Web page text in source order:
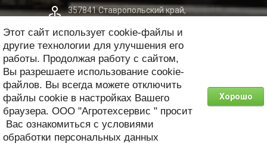
© 2026 Агротехсервис
357841 Ставропольский край,
ст-ца, ул. Строителей, д.18.
Пункт самовывоза на карте
cummins_kavkaz@mail.ru
Этот сайт использует cookie-файлы и
другие технологии для улучшения его
работы. Продолжая работу с сайтом,
Вы разрешаете использование cookie-
файлов. Вы всегда можете отключить
файлы cookie в настройках Вашего
браузера. ООО "Агротехсервис " просит
Вас ознакомиться с условиями
обработки персональных данных
Хорошо